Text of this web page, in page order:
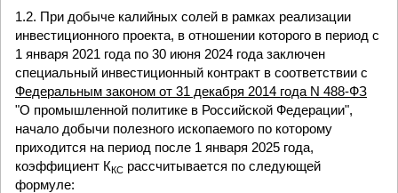
1.2. При добыче калийных солей в рамках реализации
инвестиционного проекта, в отношении которого в период с
1 января 2021 года по 30 июня 2024 года заключен
специальный инвестиционный контракт в соответствии с
Федеральным законом от 31 декабря 2014 года N 488-ФЗ
"О промышленной политике в Российской Федерации",
начало добычи полезного ископаемого по которому
приходится на период после 1 января 2025 года,
коэффициент ККС рассчитывается по следующей
формуле: